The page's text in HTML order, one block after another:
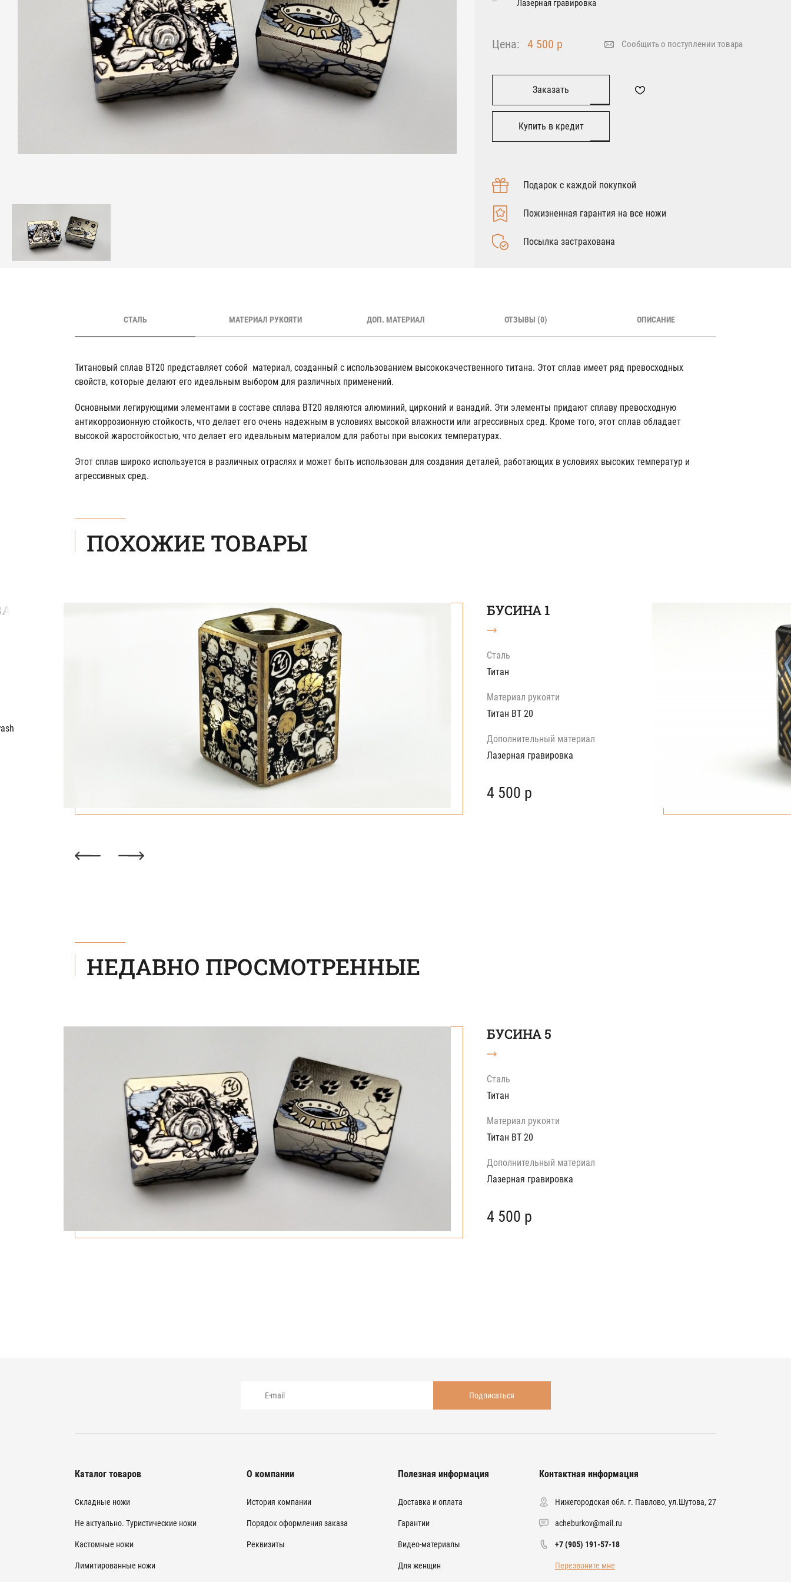
Лазерная гравировка
Цена: 4 500 р Сообщить о поступлении товара
Заказать
Купить в кредит
Подарок с каждой покупкой
Пожизненная гарантия на все ножи
Посылка застрахована
СТАЛЬ МАТЕРИАЛ РУКОЯТИ ДОП. МАТЕРИАЛ ОТЗЫВЫ (0) ОПИСАНИЕ
Титановый сплав ВТ20 представляет собой материал, созданный с использованием высококачественного титана. Этот сплав имеет ряд превосходных
свойств, которые делают его идеальным выбором для различных применений.
Основными легирующими элементами в составе сплава ВТ20 являются алюминий, цирконий и ванадий. Эти элементы придают сплаву превосходную
антикоррозионную стойкость, что делает его очень надежным в условиях высокой влажности или агрессивных сред. Кроме того, этот сплав обладает
высокой жаростойкостью, что делает его идеальным материалом для работы при высоких температурах.
Этот сплав широко используется в различных отраслях и может быть использован для создания деталей, работающих в условиях высоких температур и
агрессивных сред.
ПОХОЖИЕ ТОВАРЫ
БУСИНА 1
Сталь
Титан
Материал рукояти
Титан ВТ 20
Дополнительный материал
Лазерная гравировка
4 500 р
НЕДАВНО ПРОСМОТРЕННЫЕ
БУСИНА 5
Сталь
Титан
Материал рукояти
Титан ВТ 20
Дополнительный материал
Лазерная гравировка
4 500 р
Каталог товаров
Складные ножи
Не актуально. Туристические ножи
Кастомные ножи
Лимитированные ножи
О компании
История компании
Порядок оформления заказа
Реквизиты
Полезная информация
Доставка и оплата
Гарантии
Видео-материалы
Для женщин
Контактная информация
Нижегородская обл. г. Павлово, ул.Шутова, 27
acheburkov@mail.ru
+7 (905) 191-57-18
Перезвоните мне